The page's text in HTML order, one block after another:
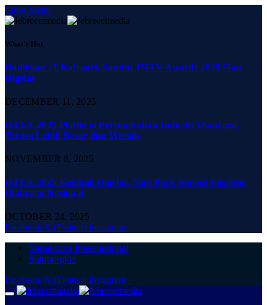
Close Menu
What's Hot
Hadirkan 21 Kategori, Santini JMTV Awards 2025 Siap
Digelar
DECEMBER 11, 2025
ISFEX 2025 Platform Pertumbuhan Industri Olahraga,
Terasa Lebih Besar dan Meriah
NOVEMBER 8, 2025
ISFEX 2025 Kembali Digelar, Siap Pacu Inovasi Fasilitas
Olahraga Nasional
OCTOBER 24, 2025
Facebook X (Twitter) Instagram
Sepakbola Internasional
Bulutangkis
Facebook X (Twitter) Instagram